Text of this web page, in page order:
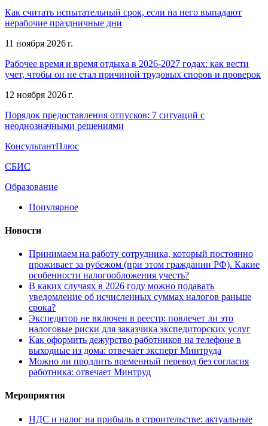
Как считать испытательный срок, если на него выпадают
нерабочие праздничные дни
11 ноября 2026 г.
Рабочее время и время отдыха в 2026-2027 годах: как вести
учет, чтобы он не стал причиной трудовых споров и проверок
12 ноября 2026 г.
Порядок предоставления отпусков: 7 ситуаций с
неоднозначными решениями
КонсультантПлюс
СБИС
Образование
Популярное
Новости
Принимаем на работу сотрудника, который постоянно
проживает за рубежом (при этом гражданин РФ). Какие
особенности налогообложения учесть?
В каких случаях в 2026 году можно подавать
уведомление об исчисленных суммах налогов раньше
срока?
Экспедитор не включен в реестр: повлечет ли это
налоговые риски для заказчика экспедиторских услуг
Как оформить дежурство работников на телефоне в
выходные из дома: отвечает эксперт Минтруда
Можно ли продлить временный перевод без согласия
работника: отвечает Минтруд
Мероприятия
НДС и налог на прибыль в строительстве: актуальные